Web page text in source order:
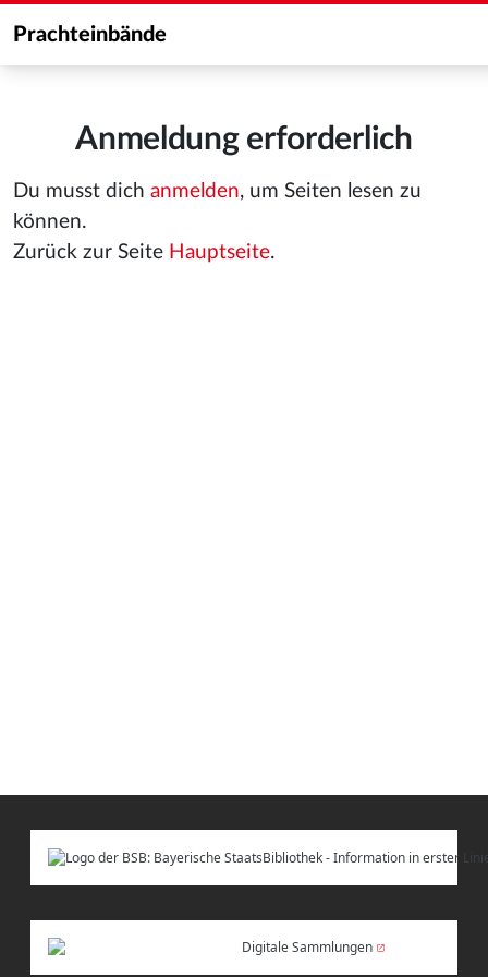
Prachteinbände
Anmeldung erforderlich
Du musst dich anmelden, um Seiten lesen zu
können.
Zurück zur Seite Hauptseite.
Digitale Sammlungen